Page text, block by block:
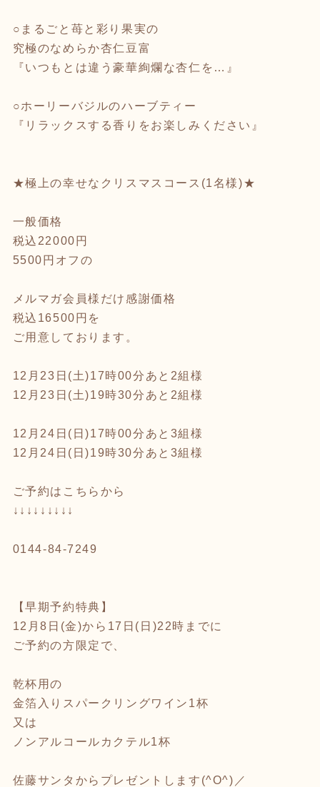
○まるごと苺と彩り果実の
究極のなめらか杏仁豆富
『いつもとは違う豪華絢爛な杏仁を…』
○ホーリーバジルのハーブティー
『リラックスする香りをお楽しみください』
★極上の幸せなクリスマスコース(1名様)★
一般価格
税込22000円
5500円オフの
メルマガ会員様だけ感謝価格
税込16500円を
ご用意しております。
12月23日(土)17時00分あと2組様
12月23日(土)19時30分あと2組様
12月24日(日)17時00分あと3組様
12月24日(日)19時30分あと3組様
ご予約はこちらから
↓↓↓↓↓↓↓↓↓
0144-84-7249
【早期予約特典】
12月8日(金)から17日(日)22時までに
ご予約の方限定で、
乾杯用の
金箔入りスパークリングワイン1杯
又は
ノンアルコールカクテル1杯
佐藤サンタからプレゼントします(^O^)／